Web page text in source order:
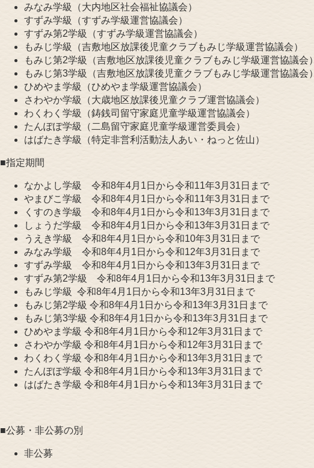
みなみ学級（大内地区社会福祉協議会）
すずみ学級（すずみ学級運営協議会）
すずみ第2学級（すずみ学級運営協議会）
もみじ学級（吉敷地区放課後児童クラブもみじ学級運営協議会）
もみじ第2学級（吉敷地区放課後児童クラブもみじ学級運営協議会）
もみじ第3学級（吉敷地区放課後児童クラブもみじ学級運営協議会）
ひめやま学級（ひめやま学級運営協議会）
さわやか学級（大歳地区放課後児童クラブ運営協議会）
わくわく学級（鋳銭司留守家庭児童学級運営協議会）
たんぽぽ学級（二島留守家庭児童学級運営委員会）
はばたき学級（特定非営利活動法人あい・ねっと佐山）
■指定期間
なかよし学級 令和8年4月1日から令和11年3月31日まで
やまびこ学級 令和8年4月1日から令和11年3月31日まで
くすのき学級 令和8年4月1日から令和13年3月31日まで
しょうだ学級 令和8年4月1日から令和13年3月31日まで
うえき学級 令和8年4月1日から令和10年3月31日まで
みなみ学級 令和8年4月1日から令和12年3月31日まで
すずみ学級 令和8年4月1日から令和13年3月31日まで
すずみ第2学級 令和8年4月1日から令和13年3月31日まで
もみじ学級 令和8年4月1日から令和13年3月31日まで
もみじ第2学級 令和8年4月1日から令和13年3月31日まで
もみじ第3学級 令和8年4月1日から令和13年3月31日まで
ひめやま学級 令和8年4月1日から令和12年3月31日まで
さわやか学級 令和8年4月1日から令和12年3月31日まで
わくわく学級 令和8年4月1日から令和13年3月31日まで
たんぽぽ学級 令和8年4月1日から令和13年3月31日まで
はばたき学級 令和8年4月1日から令和13年3月31日まで
■公募・非公募の別
非公募